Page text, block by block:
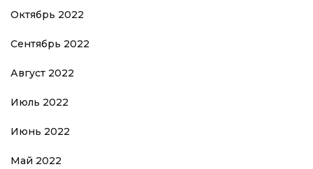
Октябрь 2022
Сентябрь 2022
Август 2022
Июль 2022
Июнь 2022
Май 2022